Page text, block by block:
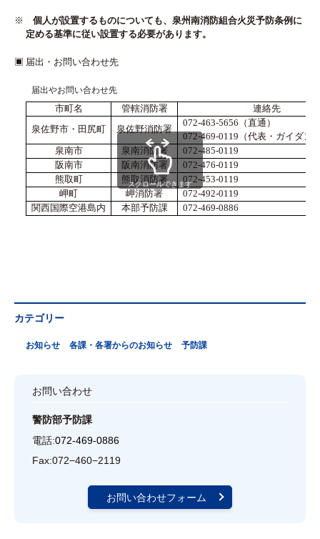
※ 個人が設置するものについても、泉州南消防組合火災予防条例に
定める基準に従い設置する必要があります。
▣ 届出・お問い合わせ先
届出やお問い合わせ先
市町名
管轄消防署 連絡先
泉佐野市・田尻町 泉佐野消防署
072-463-5656 （直通）
072-469-0119 （代表・ガイダン
泉南市
泉南消防署
072-485-0119
阪南市
阪南消防署
072-476-0119
熊取町
熊取消防署
072-453-0119
岬町
岬消防署
072-492-0119
関西国際空港島内
本部予防課 072-469-0886
スクロールできます
カテゴリー
お知らせ 各課・各署からのお知らせ 予防課
お問い合わせ
警防部予防課
電話:072-469-0886
Fax:072−460−2119
お問い合わせフォーム